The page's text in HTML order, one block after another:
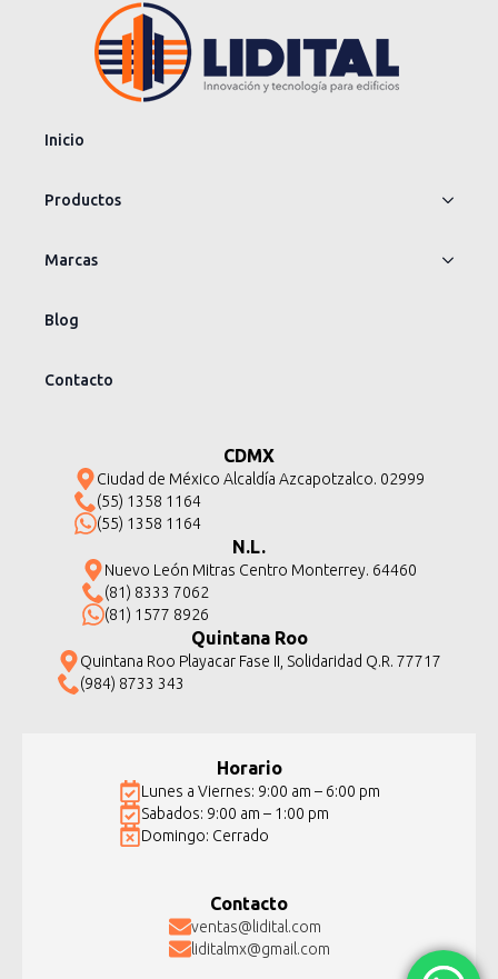
Inicio
Productos
Marcas
Blog
Contacto
CDMX
Ciudad de México Alcaldía Azcapotzalco. 02999
(55) 1358 1164
(55) 1358 1164
N.L.
Nuevo León Mitras Centro Monterrey. 64460
(81) 8333 7062
(81) 1577 8926
Quintana Roo
Quintana Roo Playacar Fase II, Solidaridad Q.R. 77717
(984) 8733 343
Horario
Lunes a Viernes: 9:00 am – 6:00 pm
Sabados: 9:00 am – 1:00 pm
Domingo: Cerrado
Contacto
ventas@lidital.com
liditalmx@gmail.com